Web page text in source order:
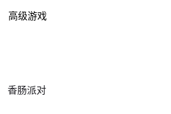
高级游戏
香肠派对